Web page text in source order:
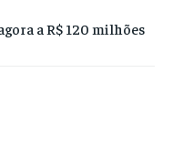
a R$ 120 milhões